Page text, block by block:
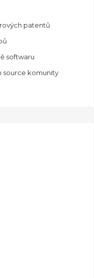
patentů
softwaru
source komunity